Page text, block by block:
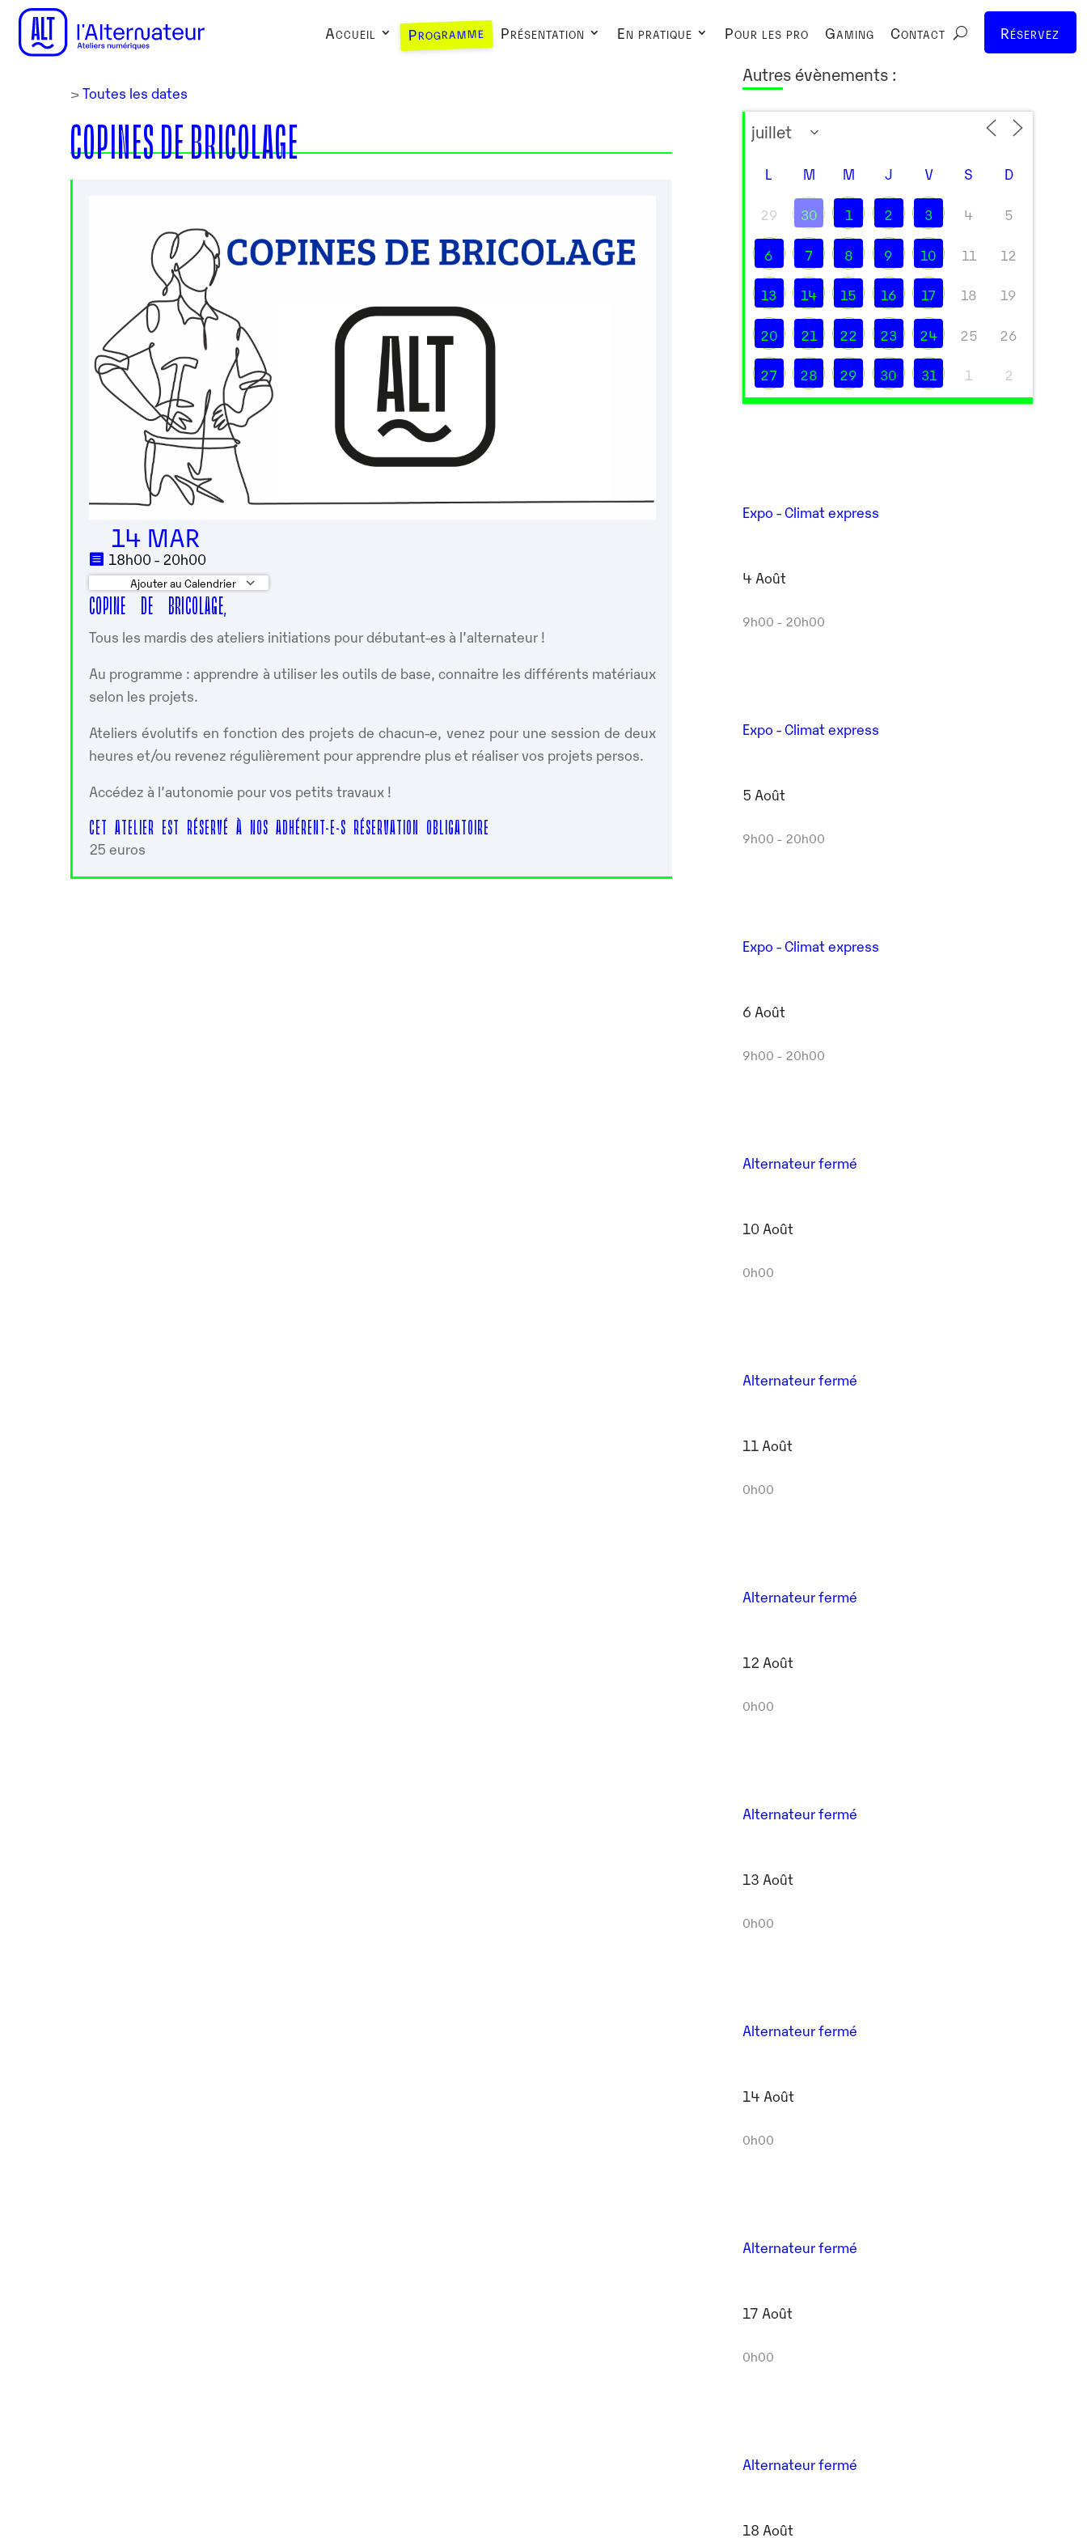
Accueil Programme Présentation En pratique Pour les pro Gaming Contact Réservez
> Toutes les dates
COPINES DE BRICOLAGE
14 MAR
18h00 - 20h00
Ajouter au Calendrier
Télécharger ICS
COPINE DE BRICOLAGE,
Tous les mardis des ateliers initiations pour débutant-es à l’alternateur !
Au programme : apprendre à utiliser les outils de base, connaitre les différents matériaux
selon les projets.
Ateliers évolutifs en fonction des projets de chacun-e, venez pour une session de deux
heures et/ou revenez régulièrement pour apprendre plus et réaliser vos projets persos.
Accédez à l’autonomie pour vos petits travaux !
CET ATELIER EST RÉSERVÉ À NOS ADHÉRENT-E-S RÉSERVATION OBLIGATOIRE
25 euros
Autres évènements :
L M M J V S D
29 30 1 2 3 4 5
6 7 8 9 10 11 12
13 14 15 16 17 18 19
20 21 22 23 24 25 26
27 28 29 30 31 1 2
Expo - Climat express
4 Août
9h00 - 20h00
Expo - Climat express
5 Août
9h00 - 20h00
Expo - Climat express
6 Août
9h00 - 20h00
Alternateur fermé
10 Août
0h00
Alternateur fermé
11 Août
0h00
Alternateur fermé
12 Août
0h00
Alternateur fermé
13 Août
0h00
Alternateur fermé
14 Août
0h00
Alternateur fermé
17 Août
0h00
Alternateur fermé
18 Août